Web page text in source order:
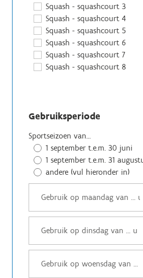
Squash - squashcourt 3
Squash - squashcourt 4
Squash - squashcourt 5
Squash - squashcourt 6
Squash - squashcourt 7
Squash - squashcourt 8
Gebruiksperiode
Sportseizoen van...
1 september t.e.m. 30 juni
1 september t.e.m. 31
andere (vul hieronder in)